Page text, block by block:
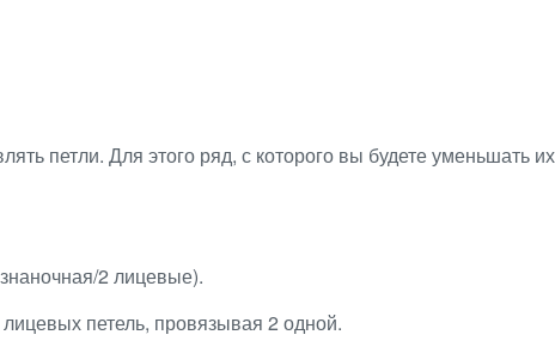
петли. Для этого ряд, с которого вы будете уменьшать
2 лицевые).
петель, провязывая 2 одной.